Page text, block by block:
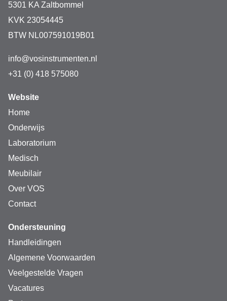
5301 KA Zaltbommel
KVK 23054445
BTW NL007591019B01
info@vosinstrumenten.nl
+31 (0) 418 575080
Website
Home
Onderwijs
Laboratorium
Medisch
Meubilair
Over VOS
Contact
Ondersteuning
Handleidingen
Algemene Voorwaarden
Veelgestelde Vragen
Vacatures